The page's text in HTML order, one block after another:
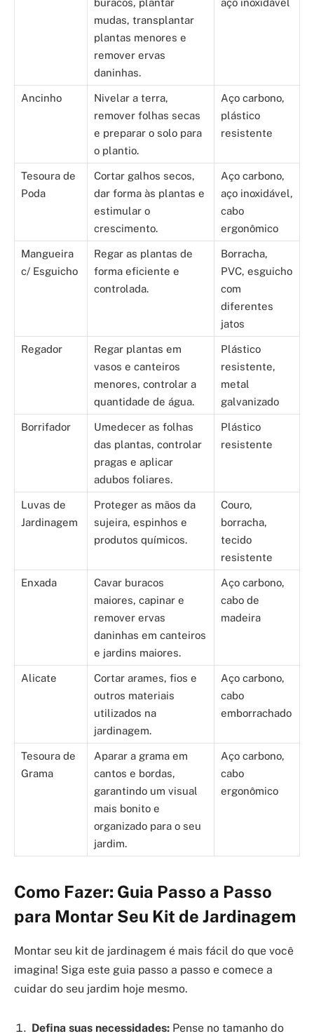
buracos, plantar
mudas, transplantar
plantas menores e
remover ervas
daninhas.
aço inoxidável
Ancinho
Nivelar a terra,
remover folhas secas
e preparar o solo para
o plantio.
Aço carbono,
plástico
resistente
Tesoura de
Poda
Cortar galhos secos,
dar forma às plantas e
estimular o
crescimento.
Aço carbono,
aço inoxidável,
cabo
ergonômico
Mangueira
c/ Esguicho
Regar as plantas de
forma eficiente e
controlada.
Borracha,
PVC, esguicho
com
diferentes
jatos
Regador
Regar plantas em
vasos e canteiros
menores, controlar a
quantidade de água.
Plástico
resistente,
metal
galvanizado
Borrifador
Umedecer as folhas
das plantas, controlar
pragas e aplicar
adubos foliares.
Plástico
resistente
Luvas de
Jardinagem
Proteger as mãos da
sujeira, espinhos e
produtos químicos.
Couro,
borracha,
tecido
resistente
Enxada
Cavar buracos
maiores, capinar e
remover ervas
daninhas em canteiros
e jardins maiores.
Aço carbono,
cabo de
madeira
Alicate
Cortar arames, fios e
outros materiais
utilizados na
jardinagem.
Aço carbono,
cabo
emborrachado
Tesoura de
Grama
Aparar a grama em
cantos e bordas,
garantindo um visual
mais bonito e
organizado para o seu
jardim.
Aço carbono,
cabo
ergonômico
Como Fazer: Guia Passo a Passo
para Montar Seu Kit de Jardinagem
Montar seu kit de jardinagem é mais fácil do que você
imagina! Siga este guia passo a passo e comece a
cuidar do seu jardim hoje mesmo.
Defina suas necessidades: Pense no tamanho do